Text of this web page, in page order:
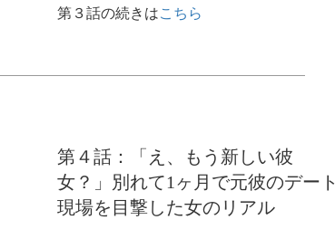
第３話の続きはこちら
第４話：「え、もう新しい彼
女？」別れて1ヶ月で元彼のデート
現場を目撃した女のリアル